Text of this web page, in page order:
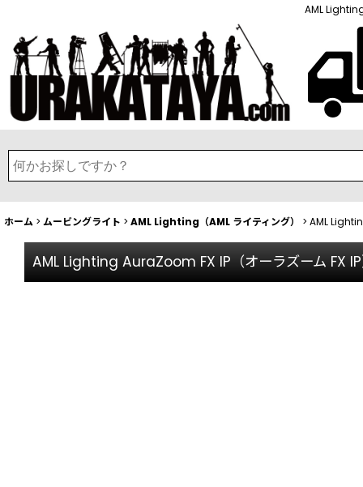
AML
ホーム > ムービングライト > AML Lighting（AML ライティング） > AML
AML Lighting AuraZoom FX IP（オーラズーム FX